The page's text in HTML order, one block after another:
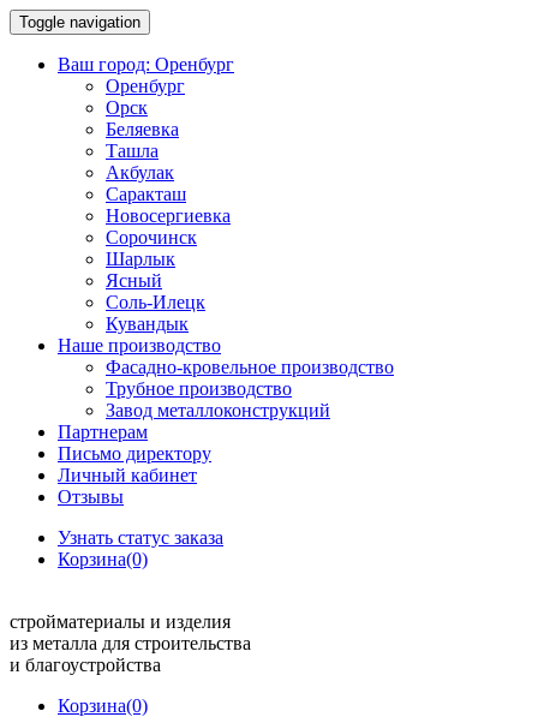
Toggle navigation
Ваш город: Оренбург
Оренбург
Орск
Беляевка
Ташла
Акбулак
Саракташ
Новосергиевка
Сорочинск
Шарлык
Ясный
Соль-Илецк
Кувандык
Наше производство
Фасадно-кровельное производство
Трубное производство
Завод металлоконструкций
Партнерам
Письмо директору
Личный кабинет
Отзывы
Узнать статус заказа
Корзина(0)
стройматериалы и изделия
из металла для строительства
и благоустройства
Корзина(0)